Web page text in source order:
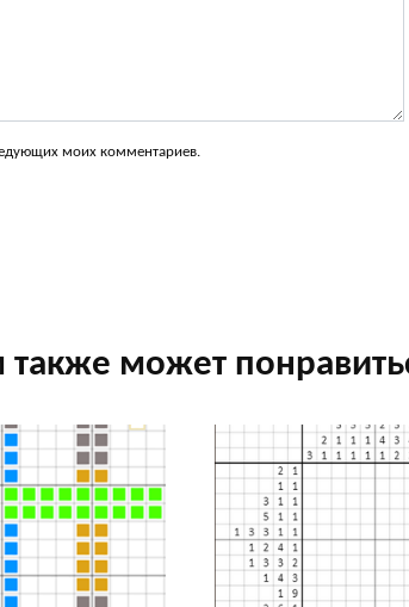
моих комментариев.
также может